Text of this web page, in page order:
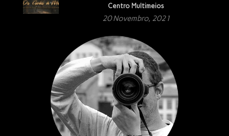
Centro Multimeios
20 Novembro, 2021